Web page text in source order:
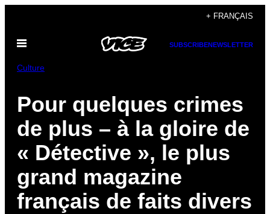
content
+ FRANÇAIS
Open
SUBSCRIBENEWSLETTER
Culture
Pour quelques crimes
de plus – à la gloire de
« Détective », le plus
grand magazine
français de faits divers